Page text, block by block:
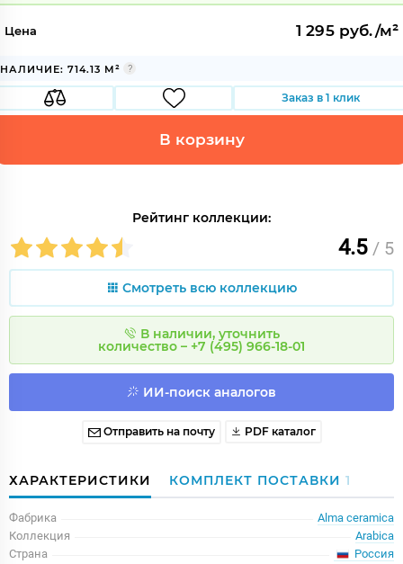
Цена 1 295 руб./м²
НАЛИЧИЕ: 714.13 М²
Заказ в 1 клик
В корзину
Рейтинг коллекции:
4.5 / 5
Смотреть всю коллекцию
В наличии, уточнить
количество – +7 (495) 966-18-01
ИИ-поиск аналогов
Отправить на почту PDF каталог
ХАРАКТЕРИСТИКИ КОМПЛЕКТ ПОСТАВКИ 1
Фабрика
Alma ceramica
Коллекция
Arabica
Страна
Россия